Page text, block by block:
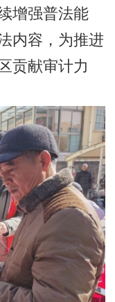
增强普法能
内容，为推进
贡献审计力